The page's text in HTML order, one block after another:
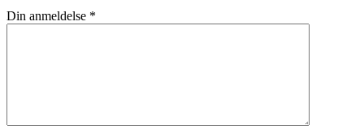
Din anmeldelse *